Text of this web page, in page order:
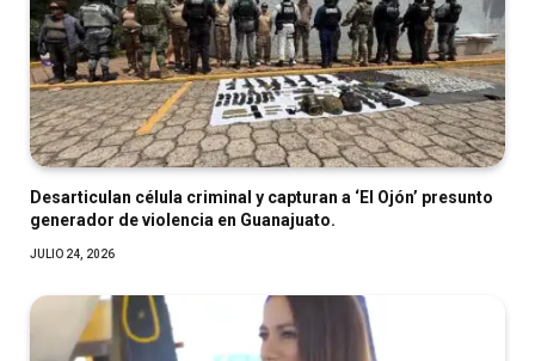
Desarticulan célula criminal y capturan a ‘El Ojón’ presunto
generador de violencia en Guanajuato.
JULIO 24, 2026